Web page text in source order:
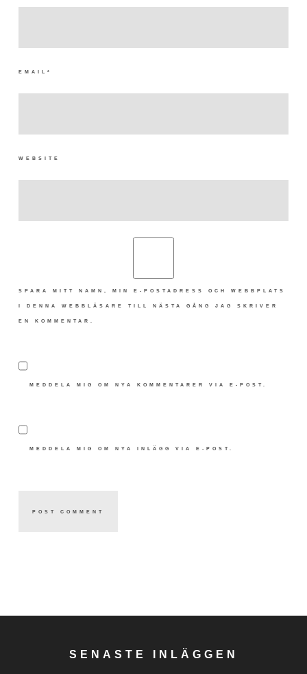
EMAIL *
WEBSITE
SPARA MITT NAMN, MIN E-POSTADRESS OCH WEBBPLATS
I DENNA WEBBLÄSARE TILL NÄSTA GÅNG JAG SKRIVER
EN KOMMENTAR.
MEDDELA MIG OM NYA KOMMENTARER VIA E-POST.
MEDDELA MIG OM NYA INLÄGG VIA E-POST.
SENASTE INLÄGGEN